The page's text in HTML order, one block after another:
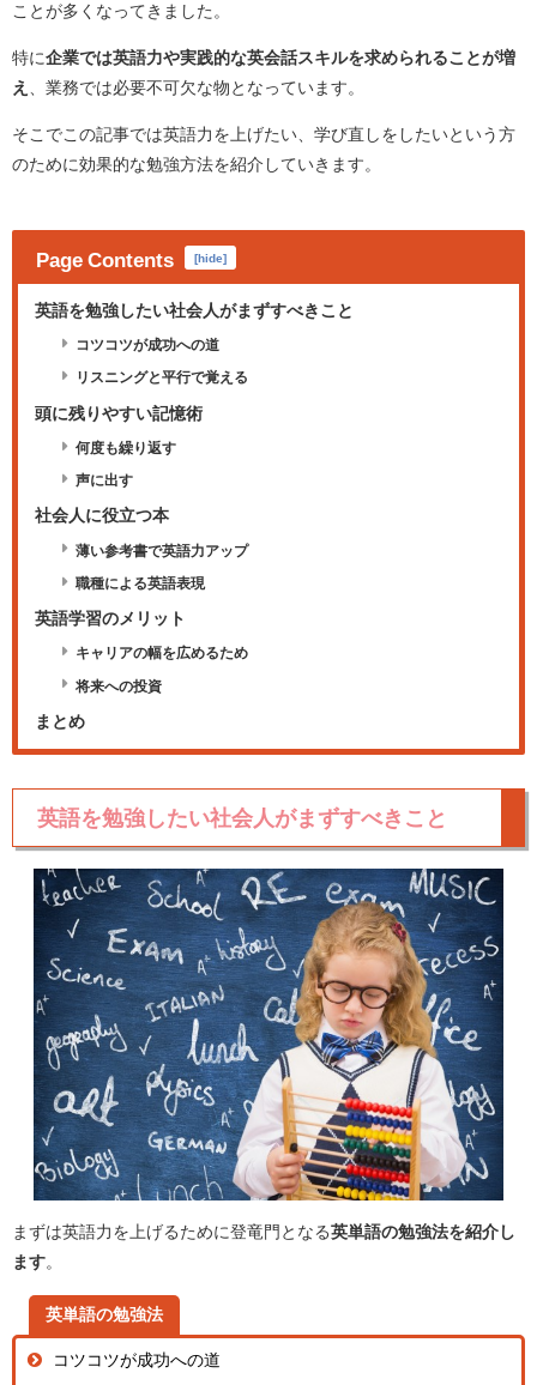
ことが多くなってきました。
特に企業では英語力や実践的な英会話スキルを求められることが増
え
、業務では必要不可欠な物となっています。
そこでこの記事では英語力を上げたい、学び直し をしたいという方
のために効果的な勉強方法を紹介していきます。
Page Contents [hide]
英語を勉強したい社会人がまずすべきこと
コツコツが成功への道
リスニングと平行で覚える
頭に残りやすい記憶術
何度も繰り返す
声に出す
社会人に役立つ本
薄い参考書で英語力アップ
職種による英語表現
英語学習のメリット
キャリアの幅を広めるため
将来への投資
まとめ
英語を勉強したい社会人がまずすべきこと
まずは英語力を上げるために登竜門となる英単語の勉強法を紹介し
ます。
英単語の勉強法
コツコツが成功への道